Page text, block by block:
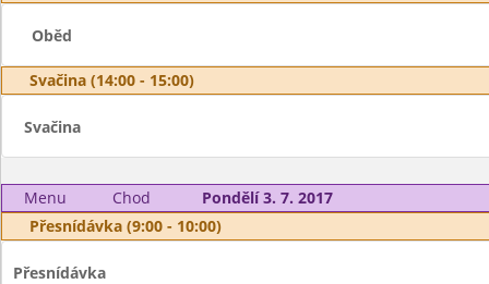
Oběd
Svačina (14:00 - 15:00)
Svačina
Menu Chod
Pondělí 3. 7. 2017
Přesnídávka (9:00 - 10:00)
Přesnídávka